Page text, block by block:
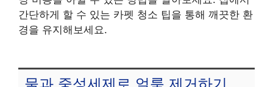
간단하게 할 수 있는 카펫 청소 팁을 통해 깨끗한 환
경을 유지해보세요.